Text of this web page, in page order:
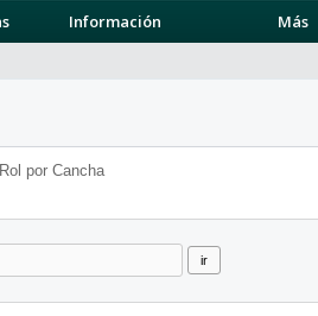
Información Más
Rol por Cancha
ir